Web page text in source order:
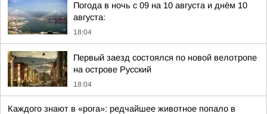
Погода в ночь с 09 на 10 августа и днём 10
августа:
18:04
Первый заезд состоялся по новой велотропе
на острове Русский
18:04
Каждого знают в «рога»: редчайшее животное попало в